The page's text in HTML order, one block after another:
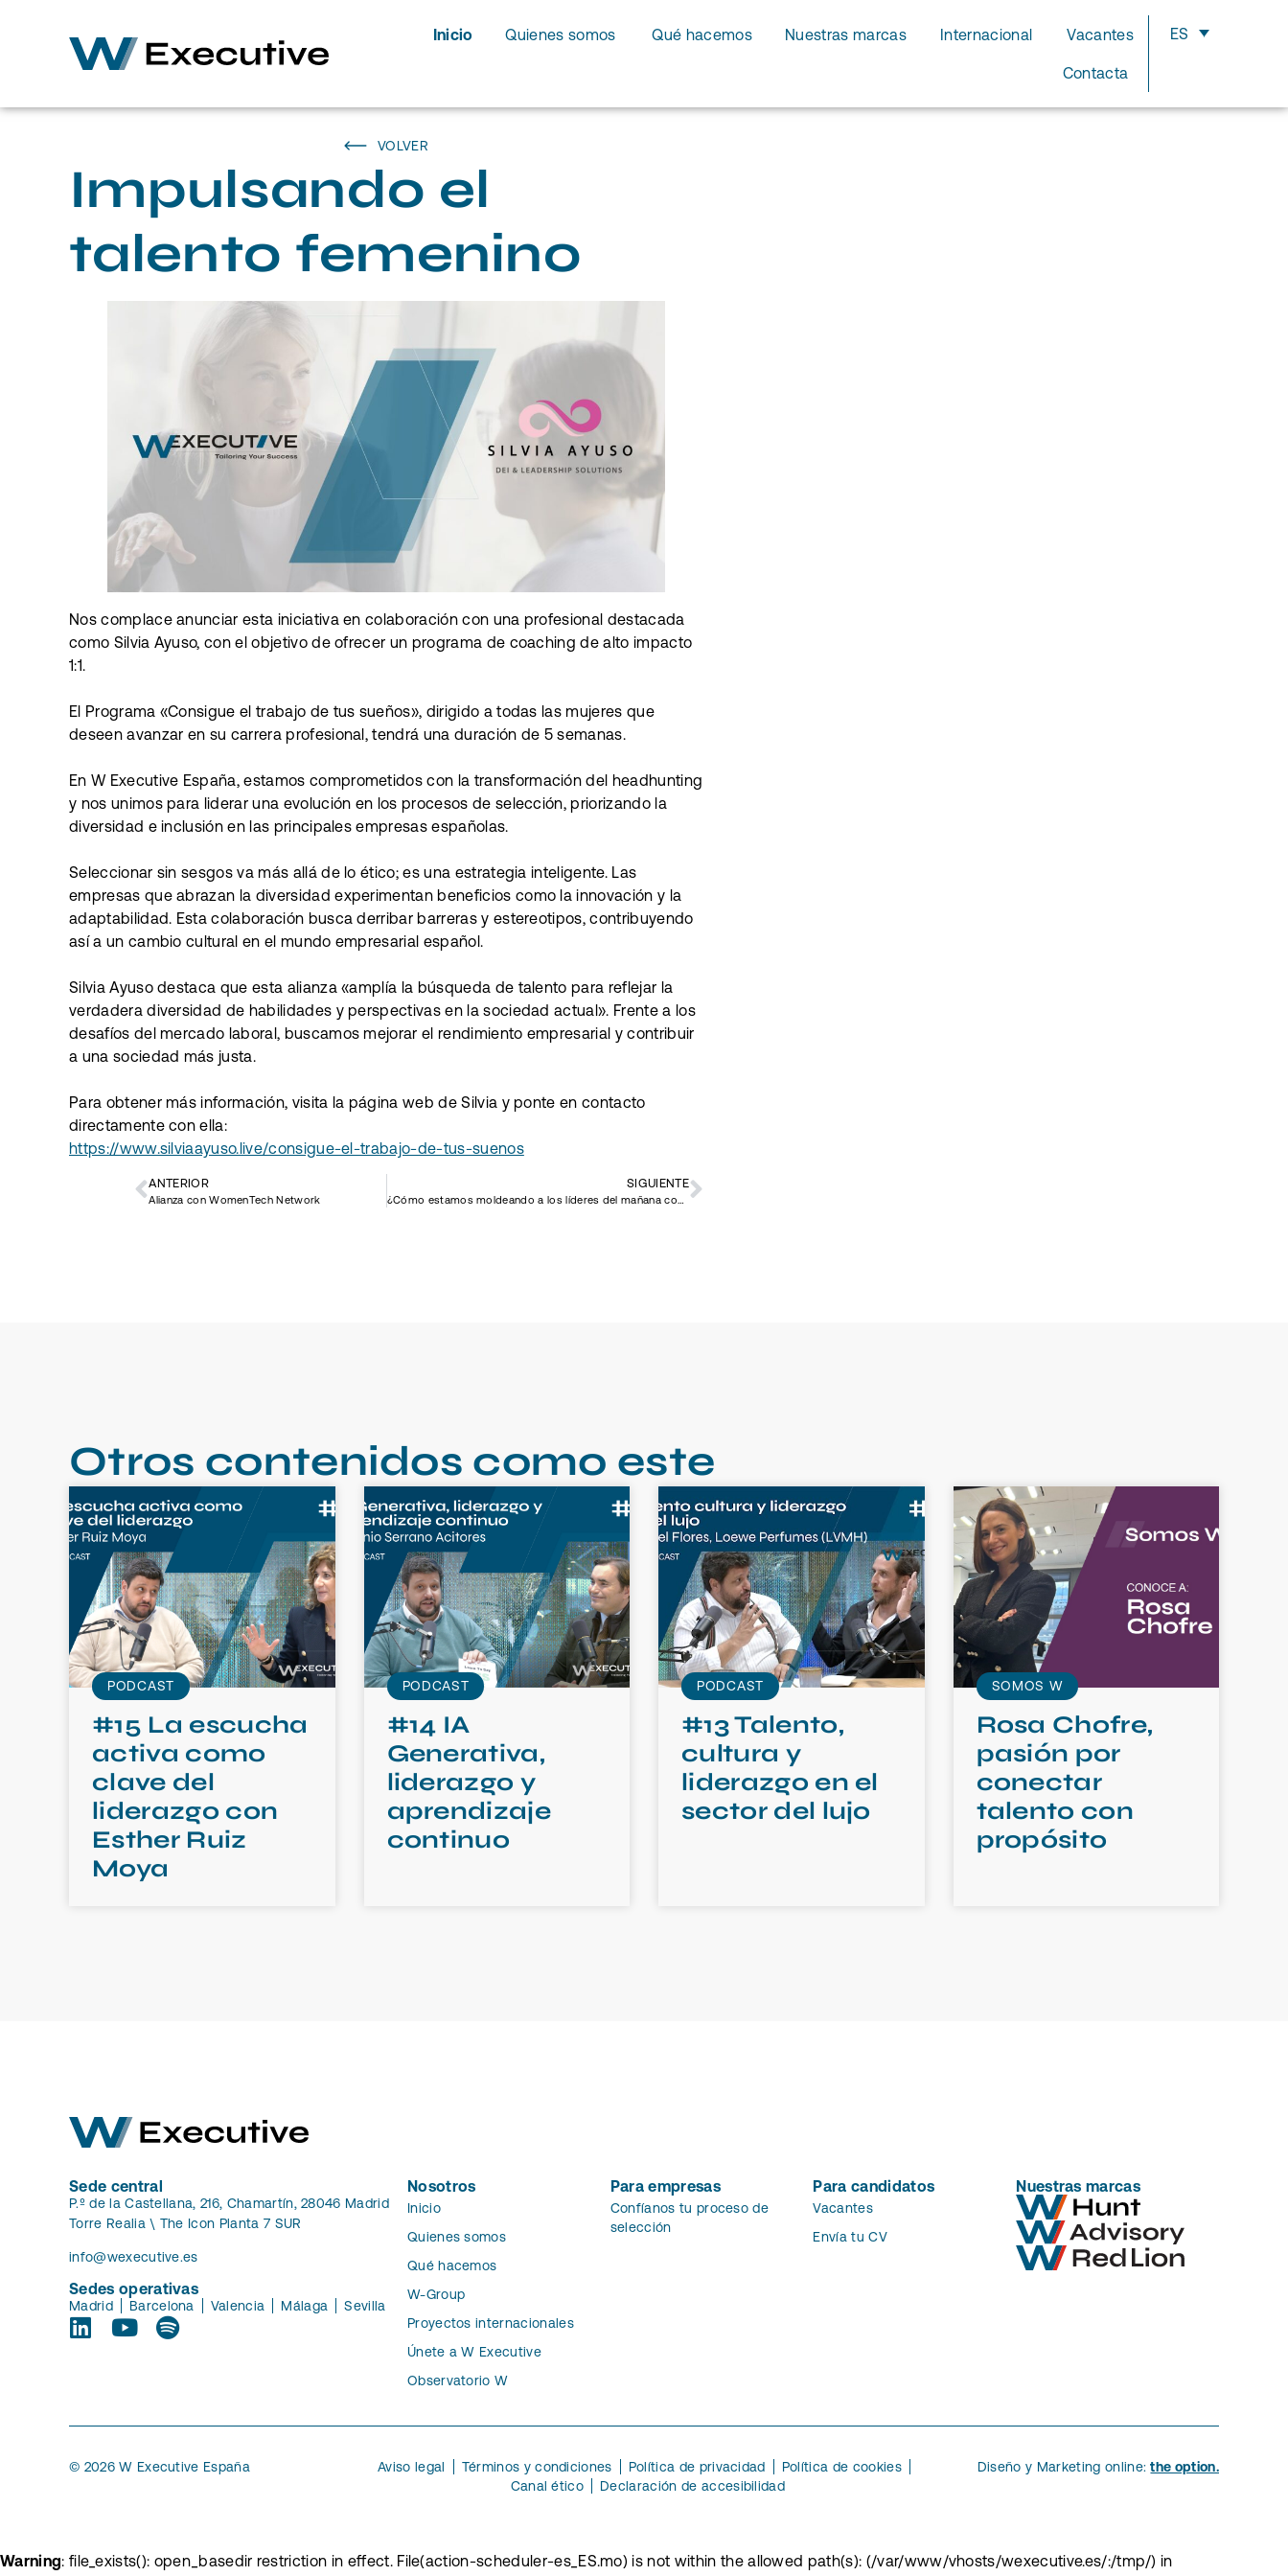
Inicio Quienes somos Qué hacemos Nuestras marcas Internacional Vacantes
Contacta
ES
VOLVER
Impulsando el
talento femenino
Nos complace anunciar esta iniciativa en colaboración con una profesional destacada
como Silvia Ayuso, con el objetivo de ofrecer un programa de coaching de alto impacto
1:1.
El Programa «Consigue el trabajo de tus sueños», dirigido a todas las mujeres que
deseen avanzar en su carrera profesional, tendrá una duración de 5 semanas.
En W Executive España, estamos comprometidos con la transformación del headhunting
y nos unimos para liderar una evolución en los procesos de selección, priorizando la
diversidad e inclusión en las principales empresas españolas.
Seleccionar sin sesgos va más allá de lo ético; es una estrategia inteligente. Las
empresas que abrazan la diversidad experimentan beneficios como la innovación y la
adaptabilidad. Esta colaboración busca derribar barreras y estereotipos, contribuyendo
así a un cambio cultural en el mundo empresarial español.
Silvia Ayuso destaca que esta alianza «amplía la búsqueda de talento para reflejar la
verdadera diversidad de habilidades y perspectivas en la sociedad actual». Frente a los
desafíos del mercado laboral, buscamos mejorar el rendimiento empresarial y contribuir
a una sociedad más justa.
Para obtener más información, visita la página web de Silvia y ponte en contacto
directamente con ella:
https://www.silviaayuso.live/consigue-el-trabajo-de-tus-suenos
ANTERIOR
Alianza con WomenTech Network
SIGUIENTE
¿Cómo estamos moldeando a los líderes del mañana como Headhunters?
Otros contenidos como este
PODCAST
#15 La escucha
activa como
clave del
liderazgo con
Esther Ruiz
Moya
PODCAST
#14 IA
Generativa,
liderazgo y
aprendizaje
continuo
PODCAST
#13 Talento,
cultura y
liderazgo en el
sector del lujo
SOMOS W
Rosa Chofre,
pasión por
conectar
talento con
propósito
Sede central
P.º de la Castellana, 216, Chamartín, 28046 Madrid
Torre Realia \ The Icon Planta 7 SUR
info@wexecutive.es
Sedes operativas
Madrid Barcelona Valencia Málaga Sevilla
Nosotros
Inicio
Quienes somos
Qué hacemos
W-Group
Proyectos internacionales
Únete a W Executive
Observatorio W
Para empresas
Confíanos tu proceso de
selección
Para candidatos
Vacantes
Envía tu CV
Nuestras marcas
© 2026 W Executive España Aviso legal Términos y condiciones Política de privacidad
Política de cookies
Canal ético
Declaración de accesibilidad
Diseño y Marketing online:the option.
Warning: file_exists(): open_basedir restriction in effect. File(action-scheduler-es_ES.mo) is not within the allowed path(s): (/var/www/vhosts/wexecutive.es/:/tmp/) in